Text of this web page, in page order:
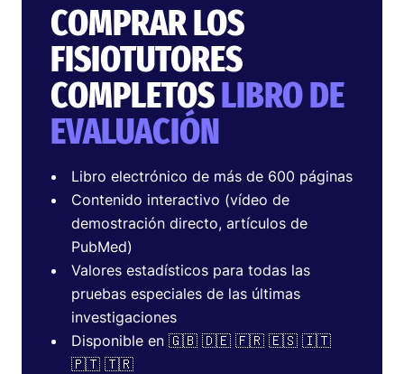
COMPRAR LOS
FISIOTUTORES
COMPLETOSLIBRO DE
EVALUACIÓN
Libro electrónico de más de 600 páginas
Contenido interactivo (vídeo de
demostración directo, artículos de
PubMed)
Valores estadísticos para todas las
pruebas especiales de las últimas
investigaciones
Disponible en 🇬🇧 🇩🇪 🇫🇷 🇪🇸 🇮🇹
🇵🇹 🇹🇷